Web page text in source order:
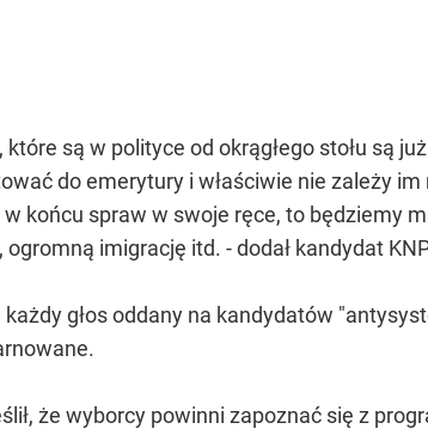
które są w polityce od okrągłego stołu są
do emerytury i właściwie nie zależy
końcu spraw w swoje ręce, to będziemy
imigrację itd. - dodał kandydat
każdy głos oddany na kandydatów
że wyborcy powinni zapoznać się z